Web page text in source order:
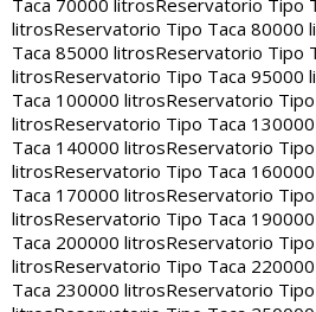
Taca 70000 litros Reservatorio Tipo
litrosReservatorio Tipo Taca 80000
Taca 85000 litrosReservatorio Tipo
litrosReservatorio Tipo Taca 95000
Taca 100000 litrosReservatorio
litrosReservatorio Tipo Taca
Taca 140000 litrosReservatorio
litrosReservatorio Tipo Taca
Taca 170000 litrosReservatorio
litrosReservatorio Tipo Taca
Taca 200000 litrosReservatorio
litrosReservatorio Tipo Taca
Taca 230000 litrosReservatorio